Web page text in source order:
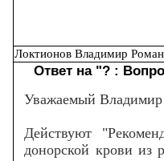
Локтионов Владимир
Ответ на "? :
Уважаемый
Действуют
донорской крови из